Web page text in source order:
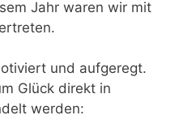
Jahr waren wir mit
und aufgeregt.
Glück direkt in
werden: